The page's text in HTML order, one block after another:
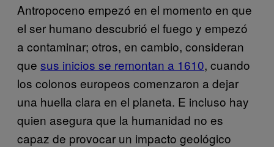
Antropoceno empezó en el momento en que
el ser humano descubrió el fuego y empezó
a contaminar; otros, en cambio, consideran
que sus inicios se remontan a 1610, cuando
los colonos europeos comenzaron a dejar
una huella clara en el planeta. E incluso hay
quien asegura que la humanidad no es
capaz de provocar un impacto geológico